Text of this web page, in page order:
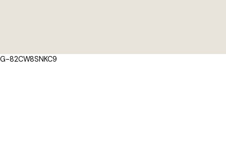
G-82CW8SNKC9